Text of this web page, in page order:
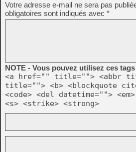
Votre adresse e-mail ne sera pas
obligatoires sont indiqués avec *
NOTE - Vous pouvez utilisez ces
<a href="" title=""> <abbr
title=""> <b> <blockquote
<code> <del datetime="">
<s> <strike> <strong>